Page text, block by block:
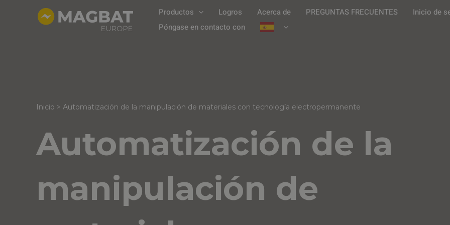
Productos Logros Acerca de PREGUNTAS FRECUENTES
Inicio de
Póngase en contacto con
Inicio > Automatización de la manipulación de materiales con tecnología electropermanente
Automatización de la
manipulación de